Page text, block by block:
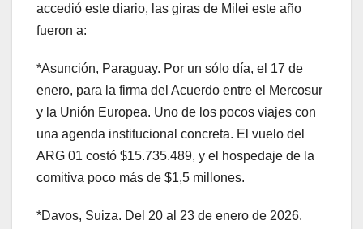
accedió este diario, las giras de Milei este año
fueron a:
*Asunción, Paraguay. Por un sólo día, el 17 de
enero, para la firma del Acuerdo entre el Mercosur
y la Unión Europea. Uno de los pocos viajes con
una agenda institucional concreta. El vuelo del
ARG 01 costó $15.735.489, y el hospedaje de la
comitiva poco más de $1,5 millones.
*Davos, Suiza. Del 20 al 23 de enero de 2026.